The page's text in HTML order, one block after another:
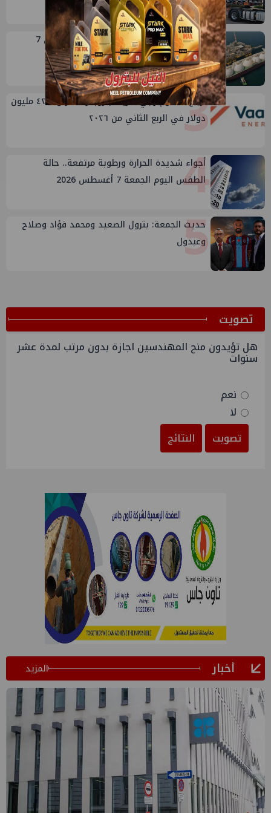
2
مصر تستورد 7.94 مليون طن غاز مسال في 7
أشهر..وأمريكا تهيمن على الإمدادات
3
أرباح فالكو إنرجي شريك بتروبكر تقفز ل ٤٢.٤ مليون
دولار في الربع الثاني من ٢٠٢٦
4
أجواء شديدة الحرارة ورطوبة مرتفعة.. حالة
الطقس اليوم الجمعة 7 أغسطس 2026
5
حديث الجمعة: بترول الصعيد ومحمد فؤاد وصلاح
وعبدول
ﺗﺼﻮﻳﺖ
هل تؤيدون منح المهندسين اجازة بدون مرتب لمدة عشر
سنوات
نعم
لا
تصويت
النتائج
أخبار المزيد